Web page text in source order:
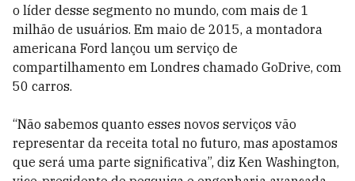
o líder desse segmento no mundo, com mais de 1
milhão de usuários. Em maio de 2015, a montadora
americana Ford lançou um serviço de
compartilhamento em Londres chamado GoDrive, com
50 carros.
“Não sabemos quanto esses novos serviços vão
representar da receita total no futuro, mas apostamos
que será uma parte significativa”, diz Ken Washington,